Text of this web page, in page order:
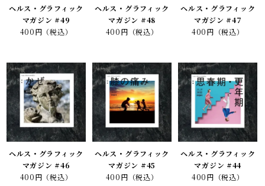
ヘルス・グラフィック
マガジン #49
400円（税込）
ヘルス・グラフィック
マガジン #48
400円（税込）
ヘルス・グラフィック
マガジン #47
400円（税込）
ヘルス・グラフィック
マガジン #46
400円（税込）
ヘルス・グラフィック
マガジン #45
400円（税込）
ヘルス・グラフィック
マガジン #44
400円（税込）